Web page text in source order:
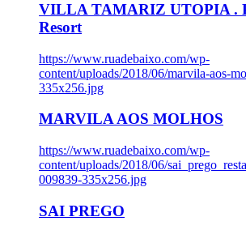
VILLA TAMARIZ UTOPIA .
Resort
https://www.ruadebaixo.com/wp-
content/uploads/2018/06/marvila-aos-
335x256.jpg
MARVILA AOS MOLHOS
https://www.ruadebaixo.com/wp-
content/uploads/2018/06/
009839-335x256.jpg
SAI PREGO